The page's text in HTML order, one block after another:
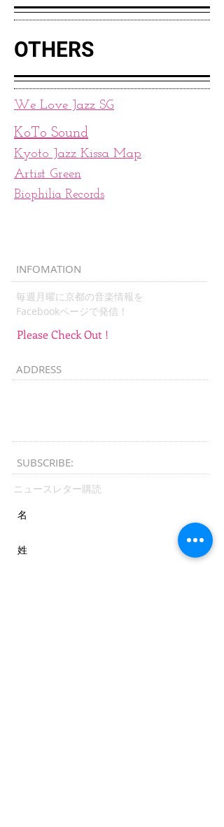
OTHERS
We Love Jazz SG
KoTo Sound
Kyoto Jazz Kissa Map
Artist Green
Biophilia Records
INFOMATION
毎週月曜に京都の音楽情報を
​Facebookページで発信！
Please Check Out !
ADDRESS
SUBSCRIBE:​​
ニュースレター購読